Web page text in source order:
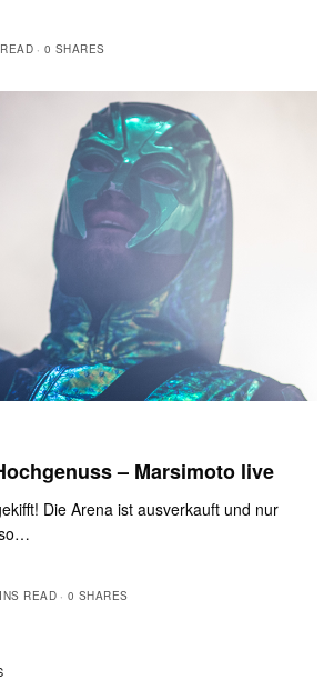
0 SHARES
– Marsimoto live
Die Arena ist ausverkauft und nur
READ 0 SHARES